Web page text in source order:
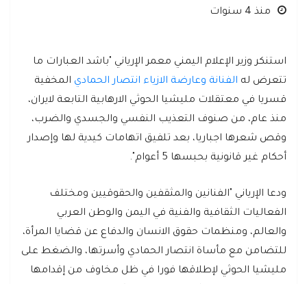
منذ 4 سنوات
استنكر وزير الإعلام اليمني معمر الإرياني "باشد العبارات ما
تتعرض له الفنانة وعارضة الازياء انتصار الحمادي المخفية
قسريا في معتقلات مليشيا الحوثي الارهابية التابعة لايران،
منذ عام، من صنوف التعذيب النفسي والجسدي والضرب،
وقص شعرها اجباريا، بعد تلفيق اتهامات كيدية لها وإصدار
أحكام غير قانونية بحبسها 5 أعوام".
ودعا الإرياني "الفنانين والمثقفين والحقوقيين ومختلف
الفعاليات الثقافية والفنية في اليمن والوطن العربي
والعالم، ومنظمات حقوق الانسان والدفاع عن قضايا المرأة،
للتضامن مع مأساة انتصار الحمادي وأسرتها، والضغط على
مليشيا الحوثي لإطلاقها فورا في ظل مخاوف من إقدامها